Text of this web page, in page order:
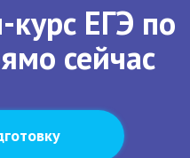
ЕГЭ по
сейчас